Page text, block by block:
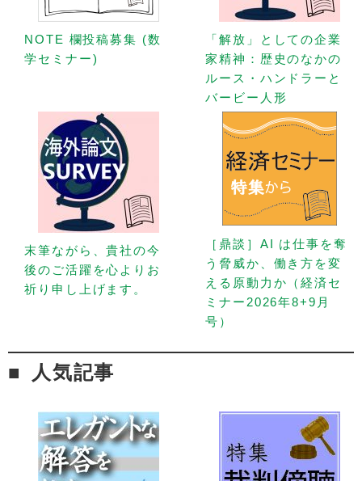
NOTE 欄投稿募集 (数
学セミナー)
「解放」としての企業
家精神：歴史のなかの
ルース・ハンドラーと
バービー人形
末筆ながら、貴社の今
後のご活躍を心よりお
祈り申し上げます。
［鼎談］AI は仕事を奪
う脅威か、働き方を変
える原動力か（経済セ
ミナー2026年8+9月
号）
人気記事